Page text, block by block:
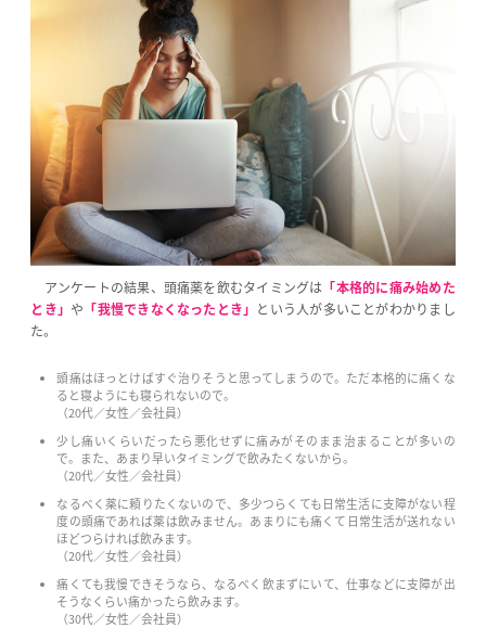
アンケートの結果、頭痛薬を飲むタイミングは 「本格的に痛み始めた
とき」 や 「我慢できなくなったとき」 という人が多いことがわかりまし
た。
頭痛はほっとけばすぐ治りそうと思ってしまうので。ただ本格的に痛くな
ると寝ようにも寝られないので。
（20代／女性／会社員）
少し痛いくらいだったら悪化せずに痛みがそのまま治まることが多いの
で。また、あまり早いタイミングで飲みたくないから。
（20代／女性／会社員）
なるべく薬に頼りたくないので、多少つらくても日常生活に支障がない程
度の頭痛であれば薬は飲みません。あまりにも痛くて日常生活が送れない
ほどつらければ飲みます。
（20代／女性／会社員）
痛くても我慢できそうなら、なるべく飲まずにいて、仕事などに支障が出
そうなくらい痛かったら飲みます。
（30代／女性／会社員）